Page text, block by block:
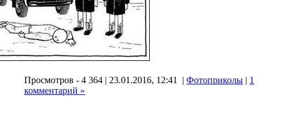
Просмотров - 4 364 | 23.01.2016, 12:41 | Фотоприколы | 1
комментарий »